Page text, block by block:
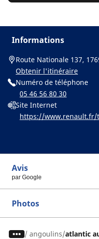
Informations
Route Nationale 137,
Obtenir l'itinéraire
Numéro de téléphone
05 46 56 80 30
Site Internet
https://www.renault.fr/
Avis
par Google
Photos
/ angoulins atlantic